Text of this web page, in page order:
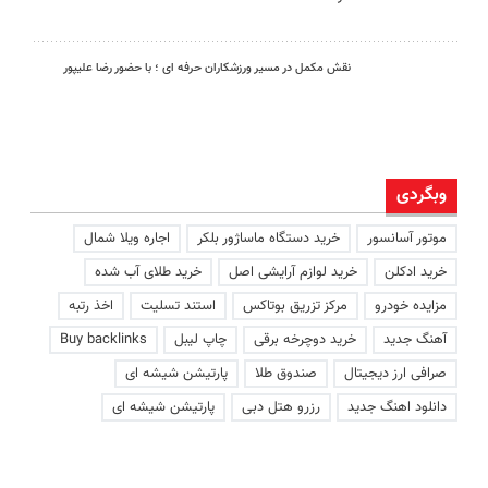
نقش مکمل در مسیر ورزشکاران حرفه ای ؛ با حضور رضا علیپور
وبگردی
موتور آسانسور خرید دستگاه ماساژور بلکر
اجاره ویلا شمال
خرید ادکلن
خرید لوازم آرایشی اصل
خرید طلای آب شده
مزایده خودرو
مرکز تزریق بوتاکس استند تسلیت
اخذ رتبه
آهنگ جدید
خرید دوچرخه برقی چاپ لیبل
Buy backlinks
صرافی ارز دیجیتال
صندوق طلا
پارتیشن شیشه ای
دانلود اهنگ جدید
رزرو هتل دبی پارتیشن شیشه ای